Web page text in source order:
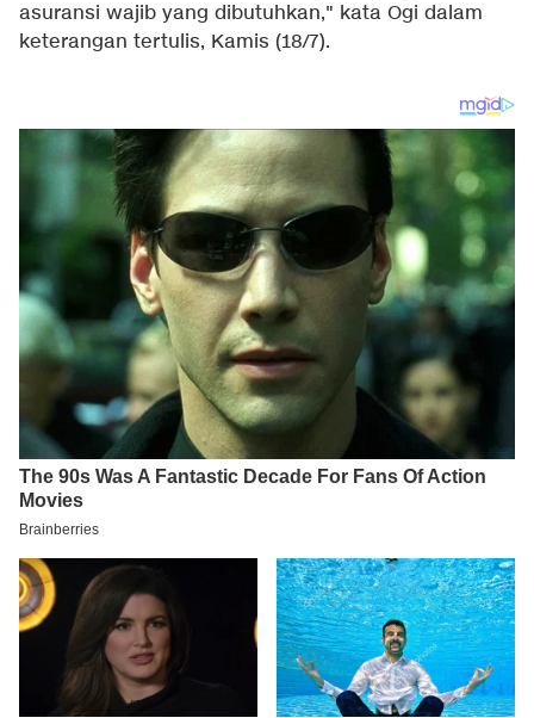
asuransi wajib yang dibutuhkan," kata Ogi dalam
keterangan tertulis, Kamis (18/7).